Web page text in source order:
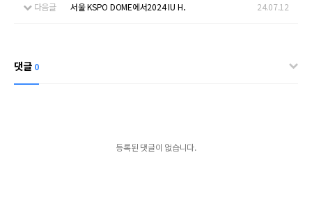
다음글 서울 KSPO DOME에서2024 IU H． 24.07.12
댓글 0
등록된 댓글이 없습니다.